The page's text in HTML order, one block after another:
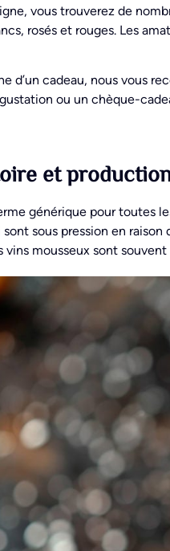
vous trouverez de
rosés et rouges. Les
d’un cadeau, nous vous
ou un chèque-
et
générique pour toutes
sous pression en
vins mousseux sont